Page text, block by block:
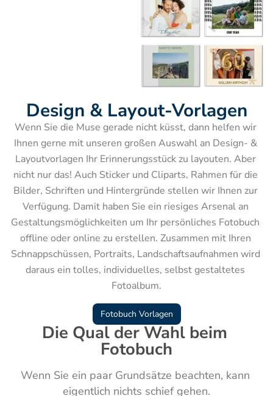
Design & Layout-Vorlagen
Wenn Sie die Muse gerade nicht küsst, dann helfen wir
Ihnen gerne mit unseren großen Auswahl an Design- &
Layoutvorlagen Ihr Erinnerungsstück zu layouten. Aber
nicht nur das! Auch Sticker und Cliparts, Rahmen für die
Bilder, Schriften und Hintergründe stellen wir Ihnen zur
Verfügung. Damit haben Sie ein riesiges Arsenal an
Gestaltungsmöglichkeiten um Ihr persönliches Fotobuch
offline oder online zu erstellen. Zusammen mit Ihren
Schnappschüssen, Portraits, Landschaftsaufnahmen wird
daraus ein tolles, individuelles, selbst gestaltetes
Fotoalbum.
Fotobuch Vorlagen
Die Qual der Wahl beim
Fotobuch
Wenn Sie ein paar Grundsätze beachten, kann
eigentlich nichts schief gehen.